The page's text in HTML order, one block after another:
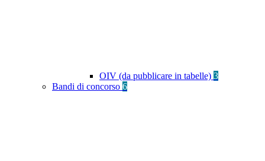
OIV (da pubblicare in tabelle) 3
Bandi di concorso 6